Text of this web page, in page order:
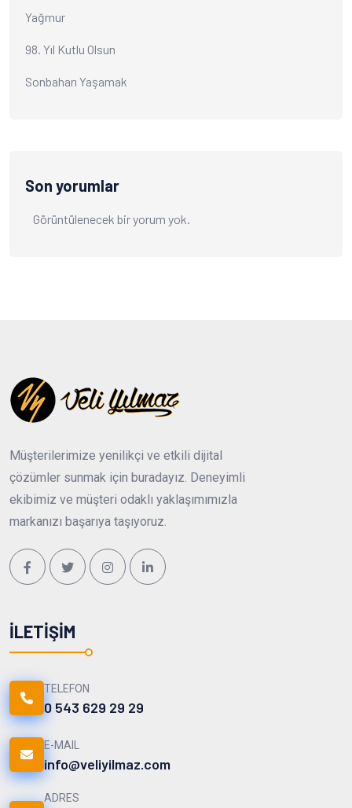
Yağmur
98. Yıl Kutlu Olsun
Sonbaharı Yaşamak
Son yorumlar
Görüntülenecek bir yorum yok.
Müşterilerimize yenilikçi ve etkili dijital
çözümler sunmak için buradayız. Deneyimli
ekibimiz ve müşteri odaklı yaklaşımımızla
markanızı başarıya taşıyoruz.
İLETIŞIM
TELEFON
0 543 629 29 29
E-MAIL
info@veliyilmaz.com
ADRES